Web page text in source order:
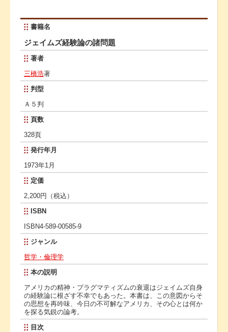
書籍名
ジェイムズ経験論の諸問題
著者
三橋浩著
判型
Ａ５判
頁数
328頁
発行年月
1973年1月
定価
2,200円（税込）
ISBN
ISBN4-589-00585-9
ジャンル
哲学・倫理学
本の説明
アメリカの精神・プラグマティズムの衰退はジェイムズ自身
の経験論に根ざす不幸でもあった。本書は、この意図からそ
の思想を再吟味、今日の不可解なアメリカ、その心とは何か
を探る気鋭の論考。
目次